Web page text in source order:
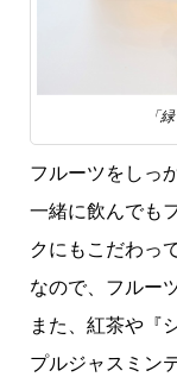
「
フルーツをしっ
一緒に飲んでも
クにもこだわっ
なので、フルー
また、紅茶や『
プルジャスミン